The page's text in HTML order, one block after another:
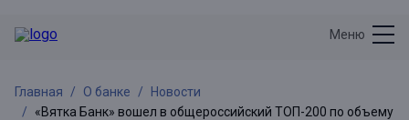
Меню
Главная О банке
Новости
«Вятка Банк» вошел в общероссийский ТОП-200 по объему